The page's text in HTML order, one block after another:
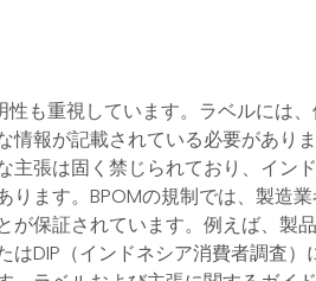
も重視しています。ラベルには、
報が記載されている必要があり
主張は固く禁じられており、イン
ます。BPOMの規制では、製造
保証されています。例えば、製
DIP（インドネシア消費者調査）